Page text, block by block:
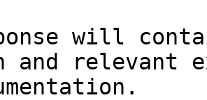
will
and relevant